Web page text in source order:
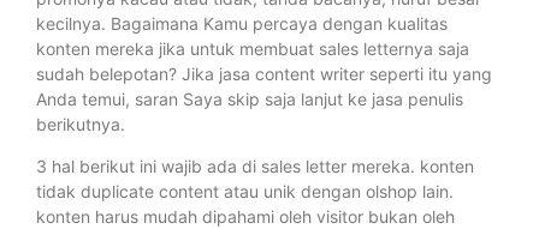
kecilnya. Bagaimana Kamu percaya dengan kualitas
konten mereka jika untuk membuat sales letternya saja
sudah belepotan? Jika jasa content writer seperti itu yang
Anda temui, saran Saya skip saja lanjut ke jasa penulis
berikutnya.
3 hal berikut ini wajib ada di sales letter mereka. konten
tidak duplicate content atau unik dengan olshop lain.
konten harus mudah dipahami oleh visitor bukan oleh